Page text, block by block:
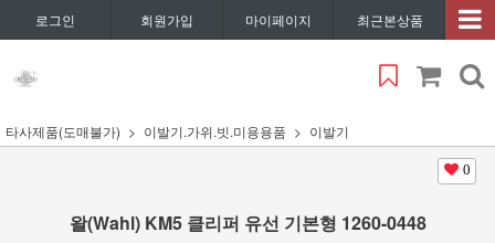
로그인 회원가입 마이페이지 최근본상품
타사제품(도매불가) 이발기.가위.빗.미용용품 이발기
0
왈(Wahl) KM5 클리퍼 유선 기본형 1260-0448